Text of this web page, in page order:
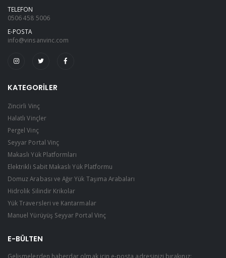
TELEFON
0506 458 5006
E-POSTA
info@vinsanvinc.com
KATEGORILER
Zincirli Vinç
Halatlı Vinçler
Pergel Vinç
Seyyar Portal Vinç
Makaslı Yük Platformları
Elektrikli Sabit Makaslı Yük Platformu
Domuz Arabası ve Ağır Yük Taşıma Arabaları
Hidrolik Silindir Krikolar
Yük Traversleri ve Kantarmalar
Manuel Yürüyüş Seyyar Portal Vinç
E-BÜLTEN
Gelişmelerden haberdar olmak için e-posta adresinizi bırakınız: